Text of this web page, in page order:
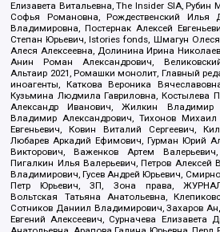
Елизавета Витальевна, The Insider SIA,
Софья Романовна, Рождественский Илья
Владимировна, Постернак Алексей
Степан Юрьевич, Istories fonds, Шмагун
Алеся Алексеевна, Долинина Ирина
Анин Роман Александрович,
Альтаир 2021, Ромашки монолит, Главный
иноагенты, Каткова Вероника
Кузьмина Людмила Гавриловна, Костылева
Александр Иванович, Жилкин Владимир
Владимир Александрович, Тихонов Михаил
Евгеньевич, Ковин Виталий Сергеевич,
Любарев Аркадий Ефимович, Гурман Юрий
Викторович, Важенков Артем
Пигалкин Илья Валерьевич, Петров Алексей
Владимирович, Гусев Андрей Юрьевич,
Петр Юрьевич, ЗП, Зона права,
Вольтская Татьяна Анатольевна,
Сотников Даниил Владимирович, Захаров
Евгений Алексеевич, Сурначева Елизавета